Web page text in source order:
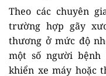
Theo các chuyên
trường hợp gãy
thương ở mức độ
một số người bệnh
khiển xe máy hoặc